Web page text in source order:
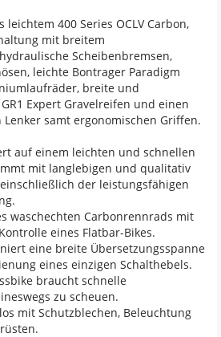
leichtem 400 Series OCLV Carbon,
mit breitem
Scheibenbremsen,
leichte Bontrager Paradigm
breite und
Expert Gravelreifen und einen
samt ergonomischen Griffen.
auf einem leichten und schnellen
mit langlebigen und qualitativ
der leistungsfähigen
waschechten Carbonrennrads mit
eines Flatbar-Bikes.
eine breite Übersetzungsspanne
eines einzigen Schalthebels.
braucht schnelle
zu scheuen.
mit Schutzblechen, Beleuchtung